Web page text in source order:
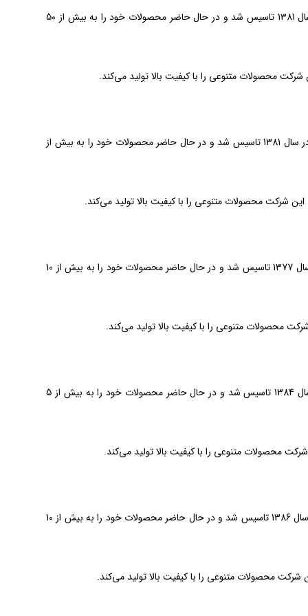
وین تک یکی از بزرگترین تولیدکنندگان پنجره دوجداره UPVC در ایران است. این شرکت در سال 1381 تاسیس شد و در حال حاضر محصولات خود را به بیش از 50
یکی دیگر از تولیدکنندگان برتر پنجره دوجداره UPVC در ایران است. این شرکت در سال 1381 تاسیس شد و در حال حاضر محصولات خود را به بیش از
هافمن یکی از قدیمی‌ترین تولیدکنندگان پنجره دوجداره UPVC در ایران است. این شرکت در سال 1377 تاسیس شد و در حال حاضر محصولات خود را به بیش از 10
ایده آل یکی از تولیدکنندگان برتر پنجره دوجداره UPVC در شمال ایران است. این شرکت در سال 1384 تاسیس شد و در حال حاضر محصولات خود را به بیش از 5
مهر و ماه یکی از تولیدکنندگان برتر پنجره دوجداره UPVC در جنوب ایران است. این شرکت در سال 1386 تاسیس شد و در حال حاضر محصولات خود را به بیش از 10